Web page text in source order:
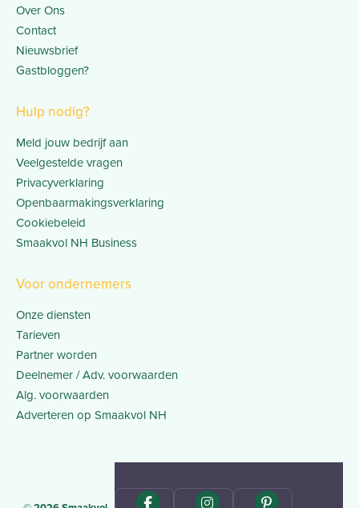
Over Ons
Contact
Nieuwsbrief
Gastbloggen?
Hulp nodig?
Meld jouw bedrijf aan
Veelgestelde vragen
Privacyverklaring
Openbaarmakingsverklaring
Cookiebeleid
Smaakvol NH Business
Voor ondernemers
Onze diensten
Tarieven
Partner worden
Deelnemer / Adv. voorwaarden
Alg. voorwaarden
Adverteren op Smaakvol NH